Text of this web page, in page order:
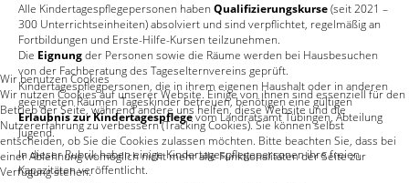
Alle Kindertagespflegepersonen haben Qualifizierungskurse(seit 2021 –
300 Unterrichtseinheiten) absolviert und sind verpflichtet, regelmäßig an
Fortbildungen und Erste-Hilfe-Kursen teilzunehmen.
Die Eignungder Personen sowie die Räume werden bei Hausbesuchen
von der Fachberatung des Tageselternvereins geprüft.
Kindertagespflegpersonen, die in ihrem eigenen Haushalt oder in anderen
geeigneten Räumen Tageskinder betreuen, benötigen eine gültigen
Erlaubnis zur Kindertagespflegevom Landratsamt Tübingen, Abteilung
Jugend.
In dieser Rubrik haben einige Kindertagespflegepersonen ihre freien
Kapazitäten veröffentlicht.
Wir benutzen Cookies
Wir nutzen Cookies auf unserer Website. Einige von ihnen sind essenziell für den
Betrieb der Seite, während andere uns helfen, diese Website und die
Nutzererfahrung zu verbessern (Tracking Cookies). Sie können selbst
entscheiden, ob Sie die Cookies zulassen möchten. Bitte beachten Sie, dass bei
einer Ablehnung womöglich nicht mehr alle Funktionalitäten der Seite zur
Verfügung stehen.